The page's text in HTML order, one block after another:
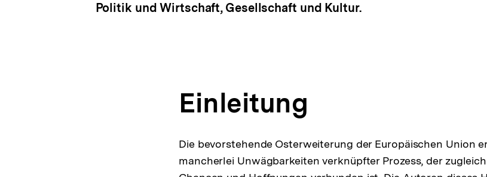
Politik und Wirtschaft, Gesellschaft und Kultur.
Einleitung
Die bevorstehende Osterweiterung der Europäischen Union
mancherlei Unwägbarkeiten verknüpfter Prozess, der